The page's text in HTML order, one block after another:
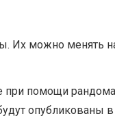
Их можно
при помощи
опубликованы